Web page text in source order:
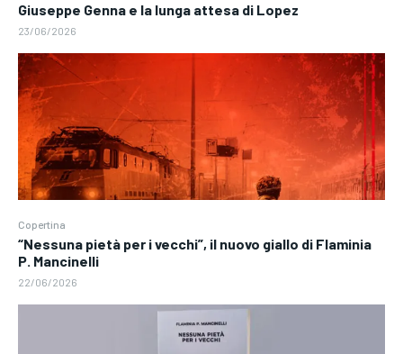
Giuseppe Genna e la lunga attesa di Lopez
23/06/2026
Copertina
“Nessuna pietà per i vecchi”, il nuovo giallo di Flaminia
P. Mancinelli
22/06/2026